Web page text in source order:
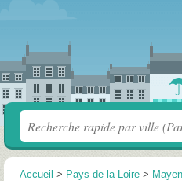
Accueil > Pays de la Loire >